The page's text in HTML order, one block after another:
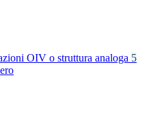
OIV o struttura analoga 5